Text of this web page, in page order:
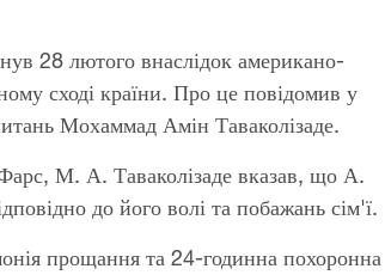
28 лютого внаслідок американо-
сході країни. Про це повідомив у
Мохаммад Амін Таваколізаде.
Фарс, М. А. Таваколізаде вказав, що А.
до його волі та побажань сім'ї.
прощання та 24-годинна похоронна